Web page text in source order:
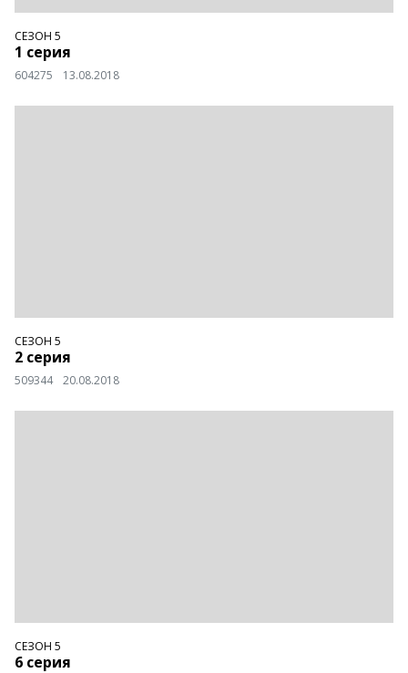
СЕЗОН 5
1 серия
604275 13.08.2018
СЕЗОН 5
2 серия
509344 20.08.2018
СЕЗОН 5
6 серия